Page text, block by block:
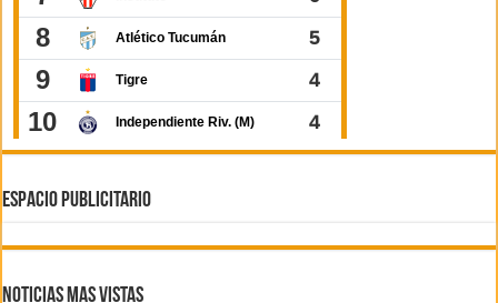
ESPACIO PUBLICITARIO
Noticias Mas Vistas